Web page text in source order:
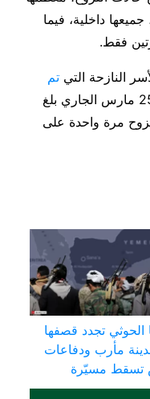
محافظة الحديدة بـ6 أسر، جميعها داخلية، فيما
فقط.
النازحة التي تم
وحتى 25 مارس الجاري بلغ
للنزوح مرة واحدة على
الحوثي تجدد قصفها
مأرب ودفاعات
تسقط مسيّرة